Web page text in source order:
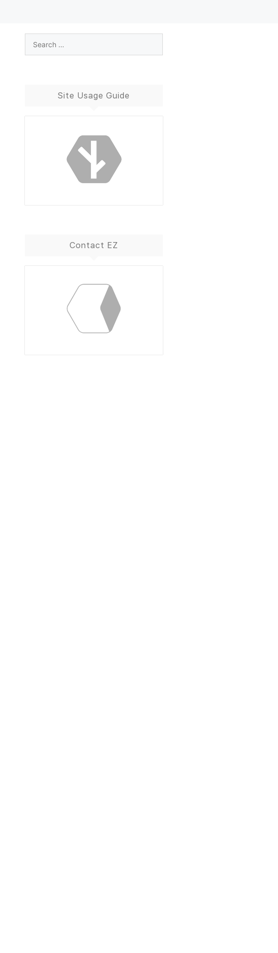
Site Usage Guide
Contact EZ